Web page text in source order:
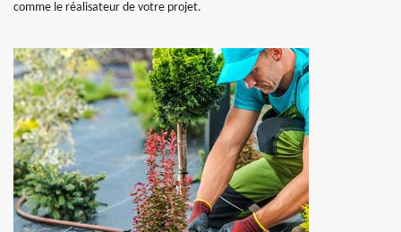
comme le réalisateur de votre projet.